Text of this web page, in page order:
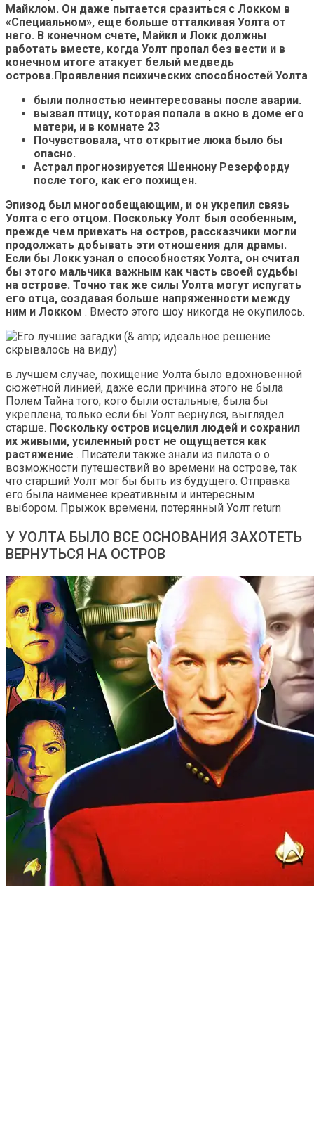
Майклом. Он даже пытается сразиться с Локком в
«Специальном», еще больше отталкивая Уолта от
него. В конечном счете, Майкл и Локк должны
работать вместе, когда Уолт пропал без вести и в
конечном итоге атакует белый медведь
острова.Проявления психических способностей Уолта
были полностью неинтересованы после аварии.
вызвал птицу, которая попала в окно в доме его
матери, и в комнате 23
Почувствовала, что открытие люка было бы
опасно.
Астрал прогнозируется Шеннону Резерфорду
после того, как его похищен.
Эпизод был многообещающим, и он укрепил связь
Уолта с его отцом. Поскольку Уолт был особенным,
прежде чем приехать на остров, рассказчики могли
продолжать добывать эти отношения для драмы.
Если бы Локк узнал о способностях Уолта, он считал
бы этого мальчика важным как часть своей судьбы
на острове. Точно так же силы Уолта могут испугать
его отца, создавая больше напряженности между
ним и Локком . Вместо этого шоу никогда не окупилось.
в лучшем случае, похищение Уолта было вдохновенной
сюжетной линией, даже если причина этого не была
Полем Тайна того, кого были остальные, была бы
укреплена, только если бы Уолт вернулся, выглядел
старше. Поскольку остров исцелил людей и сохранил
их живыми, усиленный рост не ощущается как
растяжение . Писатели также знали из пилота о о
возможности путешествий во времени на острове, так
что старший Уолт мог бы быть из будущего. Отправка
его была наименее креативным и интересным
выбором. Прыжок времени, потерянный Уолт return
У УОЛТА БЫЛО ВСЕ ОСНОВАНИЯ ЗАХОТЕТЬ
ВЕРНУТЬСЯ НА ОСТРОВ